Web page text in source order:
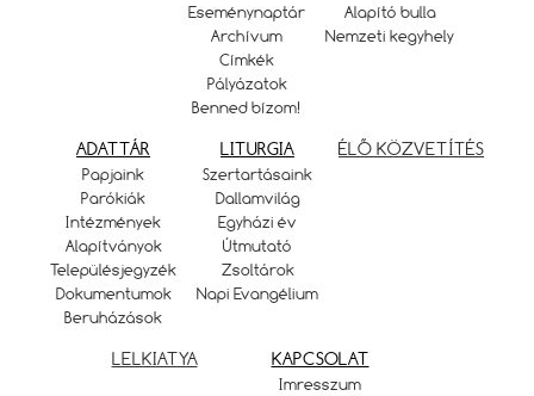
Eseménynaptár
Archívum
Címkék
Pályázatok
Benned bízom!
Alapító bulla
Nemzeti kegyhely
ADATTÁR
Papjaink
Parókiák
Intézmények
Alapítványok
Településjegyzék
Dokumentumok
Beruházások
LITURGIA
Szertartásaink
Dallamvilág
Egyházi év
Útmutató
Zsoltárok
Napi Evangélium
ÉLŐ KÖZVETÍTÉS
LELKIATYA KAPCSOLAT
Imresszum